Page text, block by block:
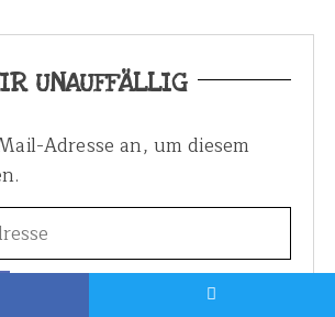
UNAUFFÄLLIG
Adresse an, um diesem